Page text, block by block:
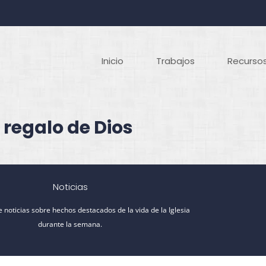
de Dios
Inicio Trabajos
Noticias
noticias sobre hechos destacados de la vida de la Iglesia
durante la semana.